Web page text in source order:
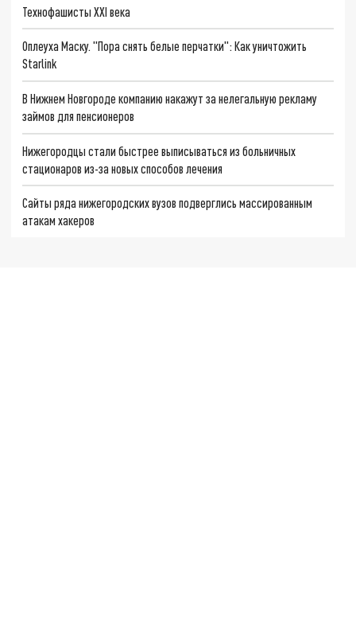
Технофашисты XXI века
Оплеуха Маску. "Пора снять белые перчатки": Как уничтожить
Starlink
В Нижнем Новгороде компанию накажут за нелегальную рекламу
займов для пенсионеров
Нижегородцы стали быстрее выписываться из больничных
стационаров из-за новых способов лечения
Сайты ряда нижегородских вузов подверглись массированным
атакам хакеров